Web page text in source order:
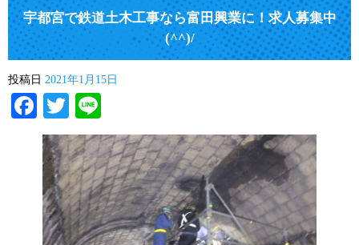
宇都宮で鉄道土木工事なら富田興業に！求人募集中
(^^)/
投稿日 2021年1月15日
Facebook
Twitter